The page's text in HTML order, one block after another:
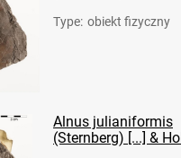
Type: obiekt fizyczny
Alnus julianiformis
(Sternberg) [...] &